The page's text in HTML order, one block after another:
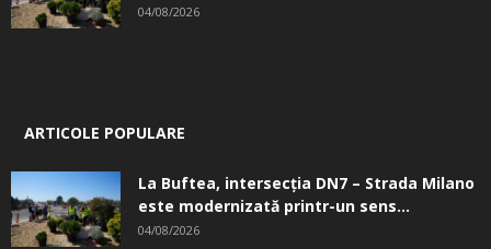
04/08/2026
ARTICOLE POPULARE
La Buftea, intersecţia DN7 – Strada Milano
este modernizată printr-un sens...
04/08/2026